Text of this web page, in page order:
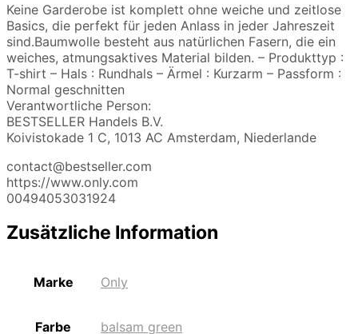
Keine Garderobe ist komplett ohne weiche und zeitlose
Basics, die perfekt für jeden Anlass in jeder Jahreszeit
sind.Baumwolle besteht aus natürlichen Fasern, die ein
weiches, atmungsaktives Material bilden. – Produkttyp :
T-shirt – Hals : Rundhals – Ärmel : Kurzarm – Passform :
Normal geschnitten
Verantwortliche Person:
BESTSELLER Handels B.V.
Koivistokade 1 C, 1013 AC Amsterdam, Niederlande
contact@bestseller.com
https://www.only.com
00494053031924
Zusätzliche Information
Marke Only
Farbe balsam green